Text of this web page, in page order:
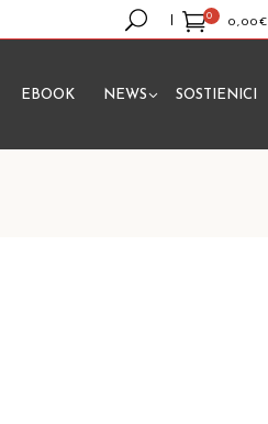
0
0,00€
prodotto nel carrello.
EBOOK NEWS SOSTIENICI